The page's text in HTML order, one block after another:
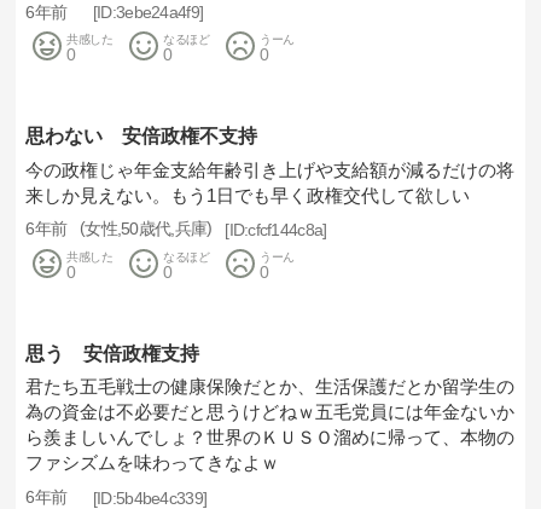
6年前 3ebe24a4f9
共感した
0
なるほど
0
うーん
0
思わない 安倍政権不支持
今の政権じゃ年金支給年齢引き上げや支給額が減るだけの将
来しか見えない。もう1日でも早く政権交代して欲しい
6年前 女性 50歳代 兵庫 cfcf144c8a
共感した
0
なるほど
0
うーん
0
思う 安倍政権支持
君たち五毛戦士の健康保険だとか、生活保護だとか留学生の
為の資金は不必要だと思うけどねｗ五毛党員には年金ないか
ら羨ましいんでしょ？世界のＫＵＳＯ溜めに帰って、本物の
ファシズムを味わってきなよｗ
6年前 5b4be4c339